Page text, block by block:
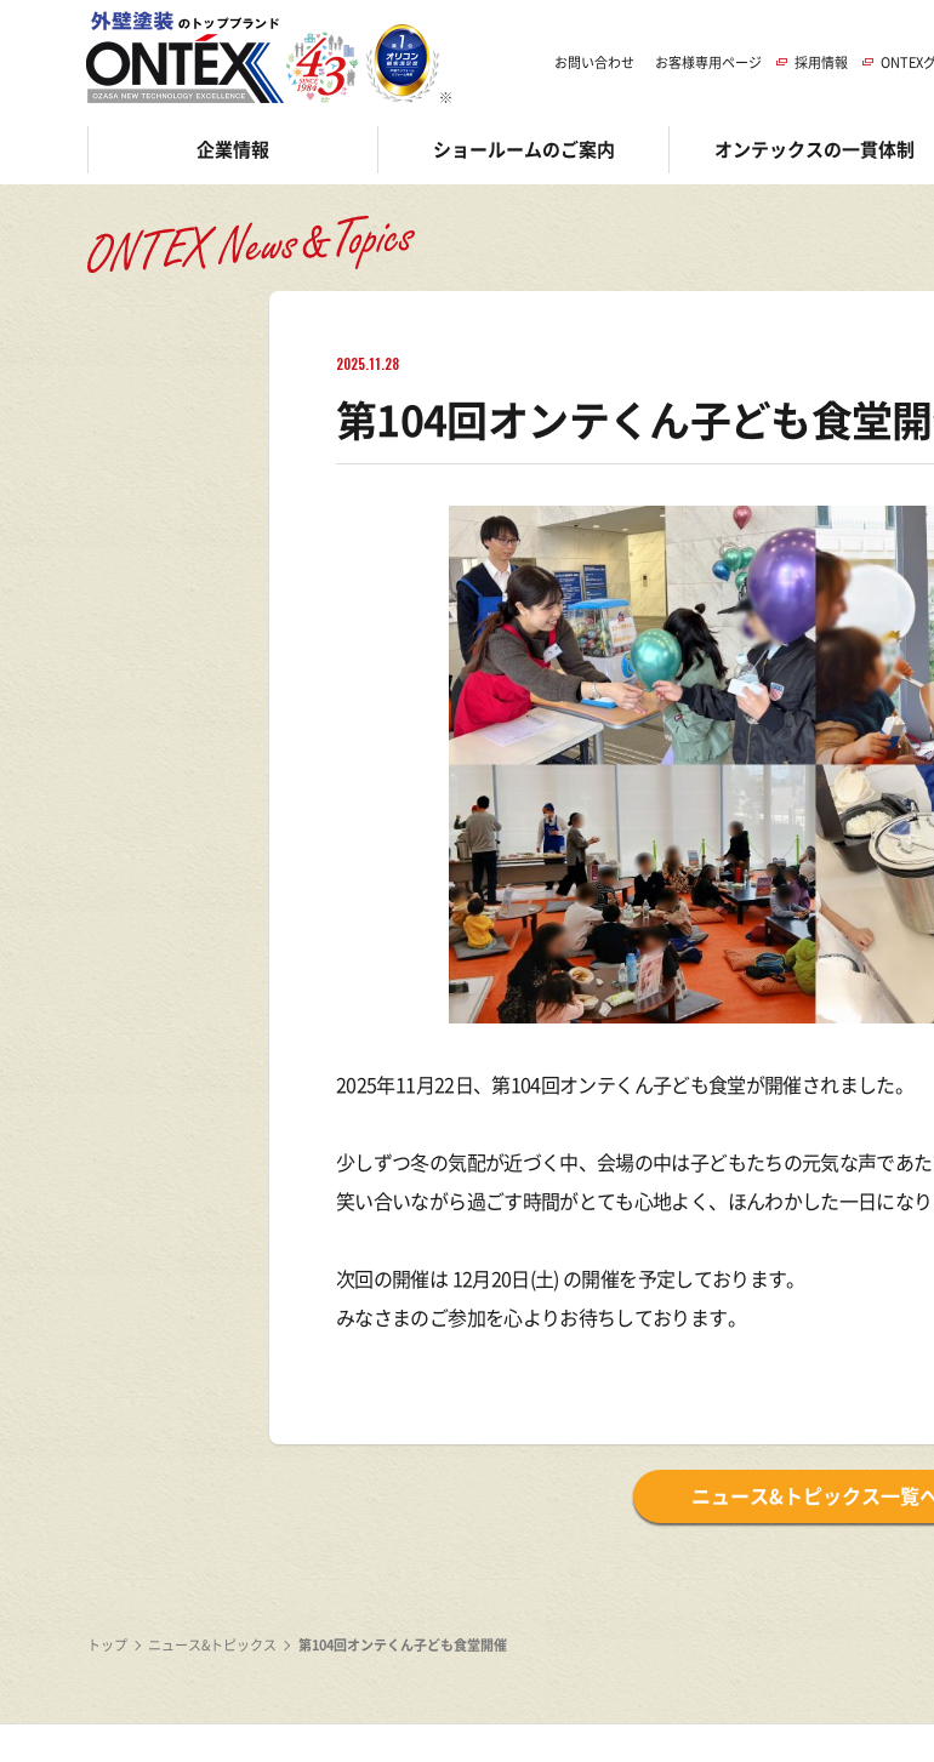
企業情報 ショールームのご案内 オンテックスの一貫体制
お問い合わせ お客様専用ページ 採用情報 ONTEX
2025.11.28
第104回オンテくん子ども食堂
2025年11月22日、第104回オンテくん子ども食堂が開催されました。
少しずつ冬の気配が近づく中、会場の中は子どもたちの元気な声であ
笑い合いながら過ごす時間がとても心地よく、ほんわかした一日になり
次回の開催は 12月20日(土) の開催を予定しております。
みなさまのご参加を心よりお待ちしております。
ニュース&トピックス一覧
トップ ニュース&トピックス 第104回オンテくん子ども食堂開催